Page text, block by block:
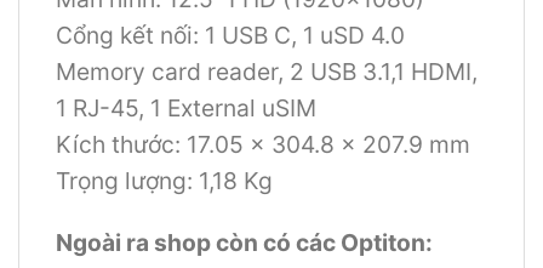
Cổng kết nối: 1 USB C, 1 uSD 4.0
Memory card reader, 2 USB 3.1,1 HDMI,
1 RJ-45, 1 External uSIM
Kích thước: 17.05 x 304.8 x 207.9 mm
Trọng lượng: 1,18 Kg
Ngoài ra shop còn có các Optiton: